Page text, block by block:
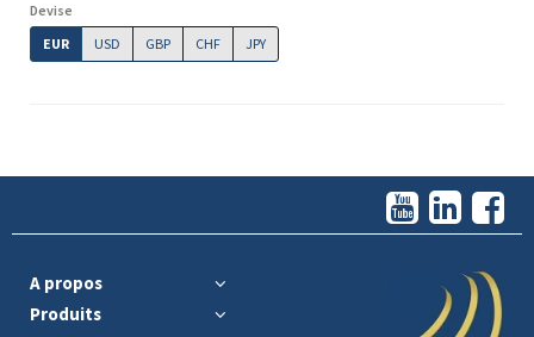
Devise
EUR
USD GBP CHF JPY
A propos
Produits